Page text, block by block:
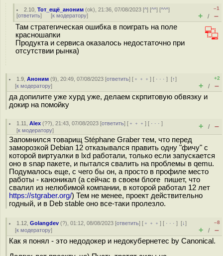
2.10 ,Тот_ещё_аноним (ok), 21:36, 07/08/2023 [^] [^^] [^^^]
[ответить] [к модератору]
–1
+ / –
Там стратегическая ошибка в поиграть на поле
красношапки
Продукта и сервиса оказалось недостаточно при
отсутствии рынка)
1.9 ,Аноним (9), 20:49, 07/08/2023 [ответить] [ ﹢﹢﹢] [ · · ·][↑]
[к модератору]
+2
+ / –
да допилите уже хурд уже, делаем скрпитовую обвязку и
докир на помойку
1.11 ,Alex (??), 21:43, 07/08/2023 [ответить] [ ﹢﹢﹢] [ · · ·]
[к модератору] + / –
Запомнился товарищ Stéphane Graber тем, что перед
заморозкой Debian 12 отказывался править одну "фичу" с
которой виртуалки в lxd работали, только если запускается
оно в snap пакете, и пытался свалить на проблемы в qemu.
Подумалось еще, с чего бы он, а просто в профиле место
работы - каноникал (а сейчас в своем блоге пишет, что
свалил из нелюбимой компании, в которой работал 12 лет
https://stgraber.org/) Тем не менее, проект действительно
годный, и в Deb stable оно все-таки пролезло.
1.12 ,Golangdev (?), 01:12, 08/08/2023 [ответить] [ ﹢﹢﹢] [ · · ·][↓]
[к модератору]
–8
+ / –
Как я понял - это недодокер и недокубернетес by Canonical.